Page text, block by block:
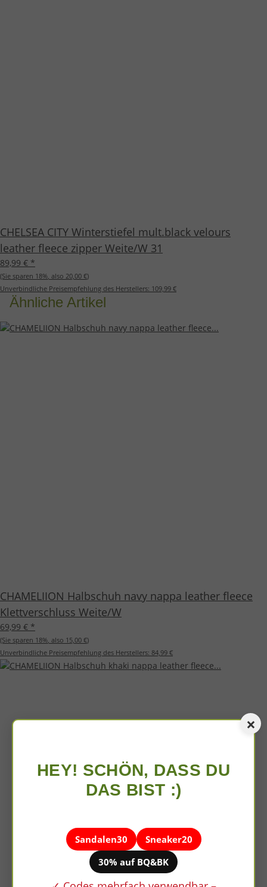
CHELSEA CITY Winterstiefel mult.black velours
leather fleece zipper Weite/W 31
89,99 € *
(Sie sparen 18%, also 20,00 €)
Unverbindliche Preisempfehlung des Herstellers: 109,99 €
Ähnliche Artikel
CHAMELIION Halbschuh navy nappa leather fleece
Klettverschluss Weite/W
69,99 € *
(Sie sparen 18%, also 15,00 €)
Unverbindliche Preisempfehlung des Herstellers: 84,99 €
×
HEY! SCHÖN, DASS DU
DAS BIST :)
Sandalen30
Sneaker20
30% auf BQ&BK